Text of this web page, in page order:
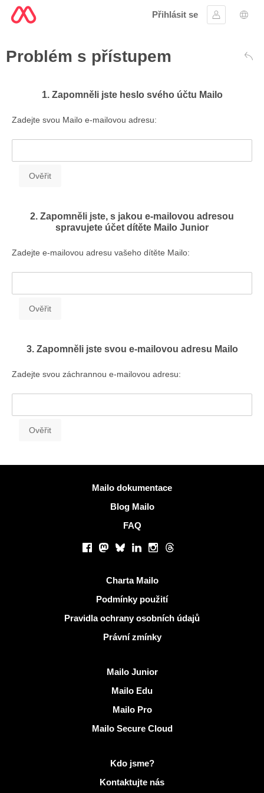
Přihlásit se
Přihlásit se
Problém s přístupem
1. Zapomněli jste heslo svého účtu Mailo
Zadejte svou Mailo e-mailovou adresu:
2. Zapomněli jste, s jakou e-mailovou adresou
spravujete účet dítěte Mailo Junior
Zadejte e-mailovou adresu vašeho dítěte Mailo:
3. Zapomněli jste svou e-mailovou adresu Mailo
Zadejte svou záchrannou e-mailovou adresu:
Mailo dokumentace
Blog Mailo
FAQ
Facebook
Mastodon
BlueskyLinkedInInstagram
Threads
Charta Mailo
Podmínky použití
Pravidla ochrany osobních údajů
Právní zmínky
Mailo Junior
Mailo Edu
Mailo Pro
Mailo Secure Cloud
Další informace na MailoKdo jsme?
Kontaktujte nás